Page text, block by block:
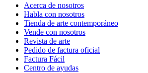
Acerca de nosotros
Habla con nosotros
Tienda de arte contemporáneo
Vende con nosotros
Revista de arte
Pedido de factura oficial
Factura Fácil
Centro de ayudas